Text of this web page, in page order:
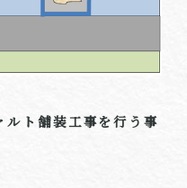
ト舗装工事を行う事